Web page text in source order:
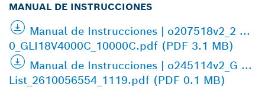
MANUAL DE INSTRUCCIONES
Manual de Instrucciones | o207518v2_2 ...
0_GLI18V4000C_10000C.pdf (PDF 3.1 MB)
Manual de Instrucciones | o245114v2_G ...
List_2610056554_1119.pdf (PDF 0.1 MB)